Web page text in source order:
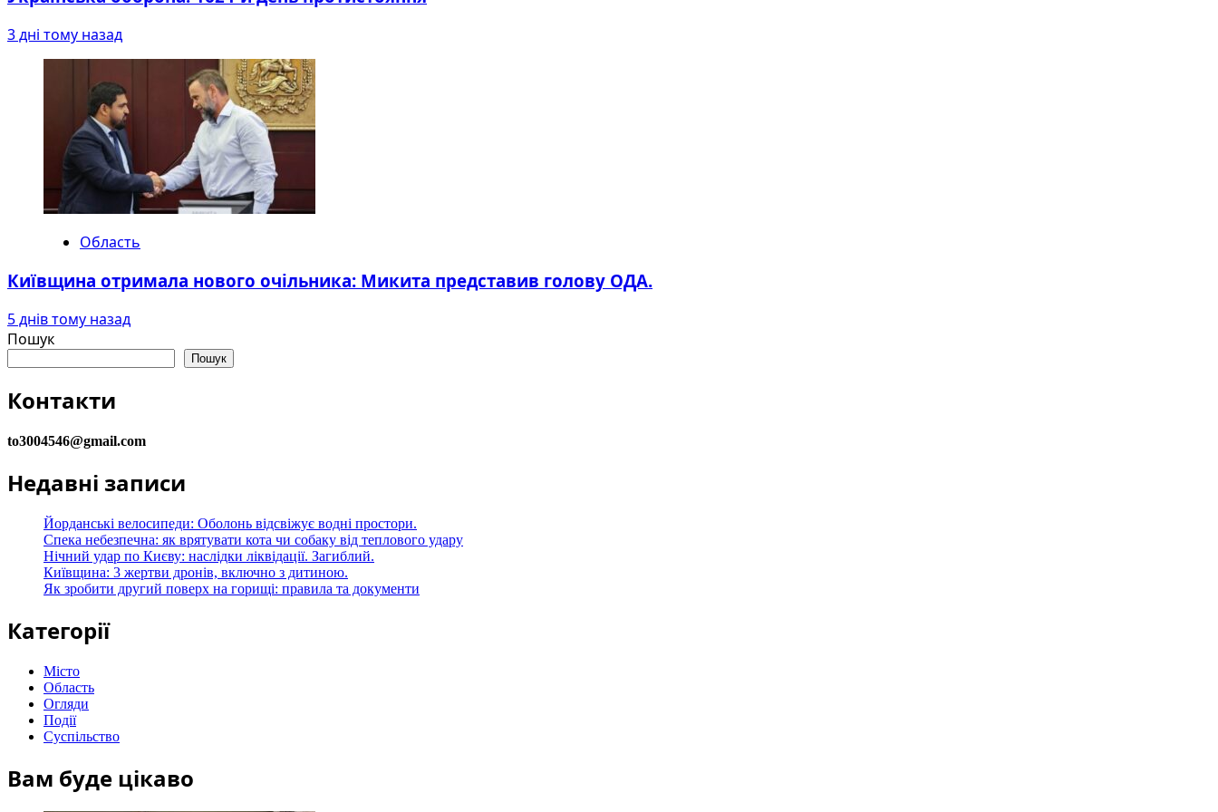
3 дні тому назад
Область
Київщина отримала нового очільника: Микита представив голову ОДА.
5 днів тому назад
Пошук
Пошук
Контакти
to3004546@gmail.com
Недавні записи
Йорданські велосипеди: Оболонь відсвіжує водні простори.
Спека небезпечна: як врятувати кота чи собаку від теплового удару
Нічний удар по Києву: наслідки ліквідації. Загиблий.
Київщина: 3 жертви дронів, включно з дитиною.
Як зробити другий поверх на горищі: правила та документи
Категорії
Місто
Область
Огляди
Події
Суспільство
Вам буде цікаво